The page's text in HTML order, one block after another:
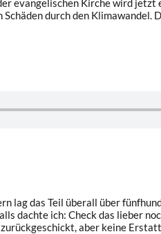
evangelischen Kirche wird
durch den
lag das Teil überall über
dachte ich: Check das lieber
aber keine